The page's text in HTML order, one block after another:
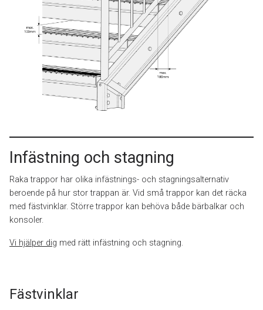
Infästning och stagning
Raka trappor har olika infästnings- och stagningsalternativ
beroende på hur stor trappan är. Vid små trappor kan det räcka
med fästvinklar. Större trappor kan behöva både bärbalkar och
konsoler.
Vi hjälper dig med rätt infästning och stagning.
Fästvinklar